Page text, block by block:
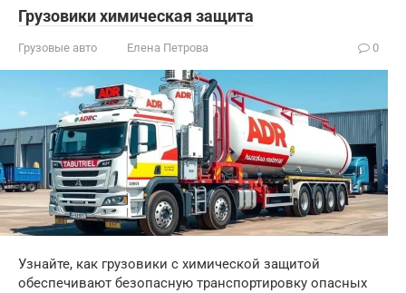
Грузовики химическая защита
Грузовые авто Елена Петрова 0
Узнайте, как грузовики с химической защитой
обеспечивают безопасную транспортировку опасных